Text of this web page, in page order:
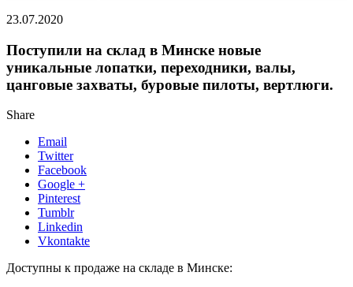
23.07.2020
Поступили на склад в Минске новые
уникальные лопатки, переходники, валы,
цанговые захваты, буровые пилоты, вертлюги.
Share
Email
Twitter
Facebook
Google +
Pinterest
Tumblr
Linkedin
Vkontakte
Доступны к продаже на складе в Минске: